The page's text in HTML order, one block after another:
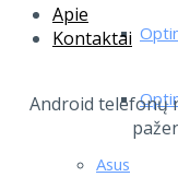
Asus
Apie
Kontaktai
Android telefonų